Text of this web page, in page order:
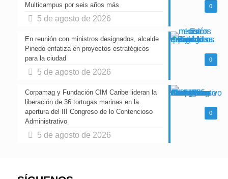
0
Multicampus por seis años más
5 de agosto de 2026
0
En reunión con ministros designados, alcalde
Pinedo enfatiza en proyectos estratégicos
para la ciudad
5 de agosto de 2026
0
Corpamag y Fundación CIM Caribe lideran la
liberación de 36 tortugas marinas en la
apertura del III Congreso de lo Contencioso
Administrativo
5 de agosto de 2026